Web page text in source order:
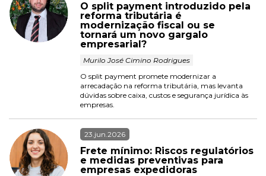
O split payment introduzido pela
reforma tributária é
modernização fiscal ou se
tornará um novo gargalo
empresarial?
Murilo José Cimino Rodrigues
O split payment promete modernizar a
arrecadação na reforma tributária, mas levanta
dúvidas sobre caixa, custos e segurança jurídica às
empresas.
23.jun.2026
Frete mínimo: Riscos regulatórios
e medidas preventivas para
empresas expedidoras